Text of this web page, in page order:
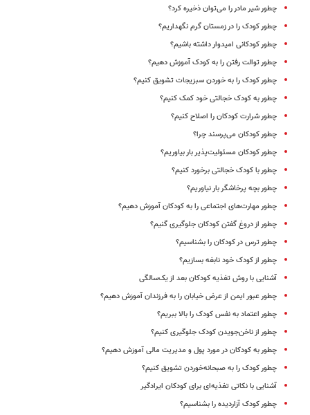
چطور شیر مادر را می‌توان ذخیره کرد؟
چطور کودک را در زمستان گرم نگهداریم؟
چطور کودکانی امیدوار داشته باشیم؟
چطور توالت رفتن را به کودک آموزش دهیم؟
چطور کودک را به خوردن سبزیجات تشویق کنیم؟
چطور به کودک خجالتی خود کمک کنیم؟
چطور شرارت کودکان را اصلاح کنیم؟
چطور کودکان می‌پرسند چرا؟
چطور کودکان مسئولیت‌پذیر بار بیاوریم؟
چطور با کودک خجالتی برخورد کنیم؟
چطور بچه پرخاشگر بار نیاوریم؟
چطور مهارت‌های اجتماعی را به کودکان آموزش دهیم؟
چطور از دروغ گفتن کودکان جلوگیری گنیم؟
چطور ترس در کودکان را بشناسیم؟
چطور از کودک خود نابغه بسازیم؟
آشنایی با روش تغذیه کودکان بعد از یک‌سالگی
چطور عبور ایمن از عرض خیابان را به فرزندان آموزش دهیم؟
چطور اعتماد به نفس کودک را بالا ببریم؟
چطور از ناخن‌جویدن کودک جلوگیری کنیم؟
چطور به کودکان در مورد پول و مدیریت مالی آموزش دهیم؟
چطور کودک را به صبحانه‌خوردن تشویق کنیم؟
آشنایی با نکاتی تغذیه‌ای برای کودکان ایرادگیر
چطور کودک ‌آزاردیده را بشناسیم؟